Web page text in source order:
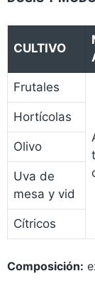
CULTIVO
Frutales
Hortícolas
Olivo
Uva de
mesa y vid
Cítricos
Composición: